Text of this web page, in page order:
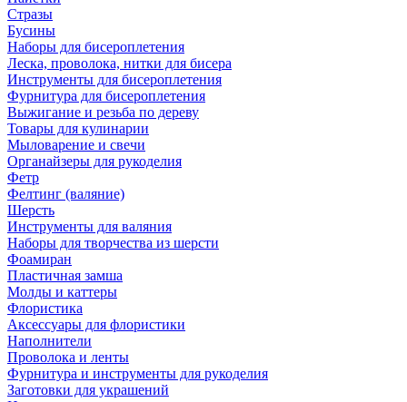
Стразы
Бусины
Наборы для бисероплетения
Леска, проволока, нитки для бисера
Инструменты для бисероплетения
Фурнитура для бисероплетения
Выжигание и резьба по дереву
Товары для кулинарии
Мыловарение и свечи
Органайзеры для рукоделия
Фетр
Фелтинг (валяние)
Шерсть
Инструменты для валяния
Наборы для творчества из шерсти
Фоамиран
Пластичная замша
Молды и каттеры
Флористика
Аксессуары для флористики
Наполнители
Проволока и ленты
Фурнитура и инструменты для рукоделия
Заготовки для украшений